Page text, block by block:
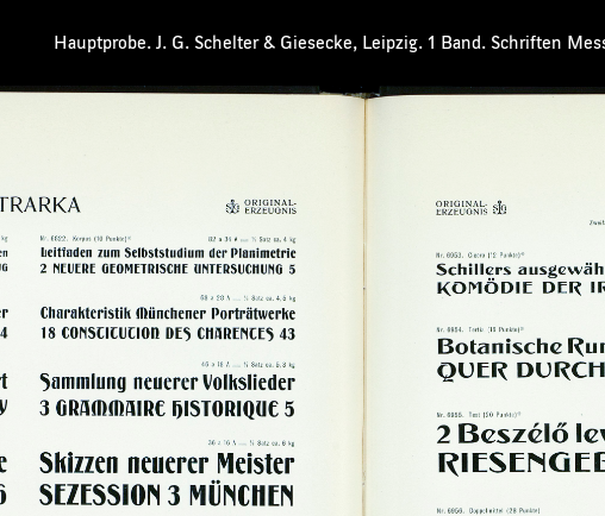
Hauptprobe. J. G. Schelter & Giesecke, Leipzig. 1 Band. Schriften